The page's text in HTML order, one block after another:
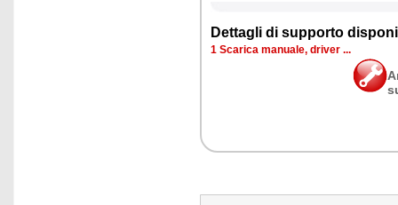
Dettagli di supporto
1 Scarica manuale, driver ...